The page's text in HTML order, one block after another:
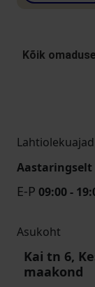
Kõik
Lahtiolekuajad
Aastaringselt
E-P 09:00 -
Asukoht
Kai tn 6,
maakond